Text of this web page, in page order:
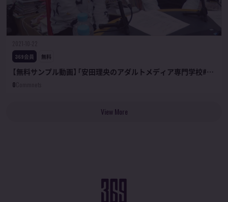
369会員 無料
【無料サンプル動画】「安田理央のアダルトメディア専門学校#01
昭和裏ビデオ講座 歴史編」
0
View More